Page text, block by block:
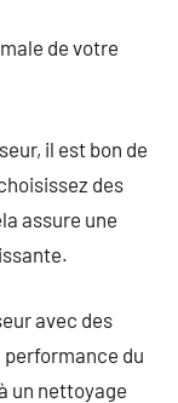
de votre
il est bon de
des
assure une
avec des
performance du
un nettoyage